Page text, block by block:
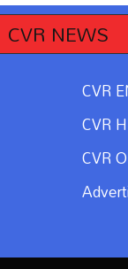
CVR NEWS
CVR
CVR
CVR